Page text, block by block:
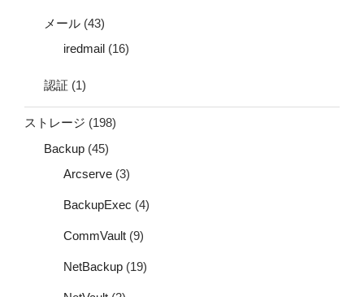
メール (43)
iredmail (16)
認証 (1)
ストレージ (198)
Backup (45)
Arcserve (3)
BackupExec (4)
CommVault (9)
NetBackup (19)